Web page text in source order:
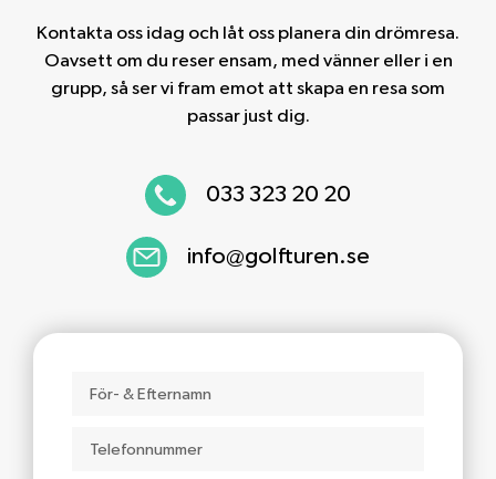
Kontakta oss idag och låt oss planera din drömresa.
Oavsett om du reser ensam, med vänner eller i en
grupp, så ser vi fram emot att skapa en resa som
passar just dig.
033 323 20 20
info@golfturen.se